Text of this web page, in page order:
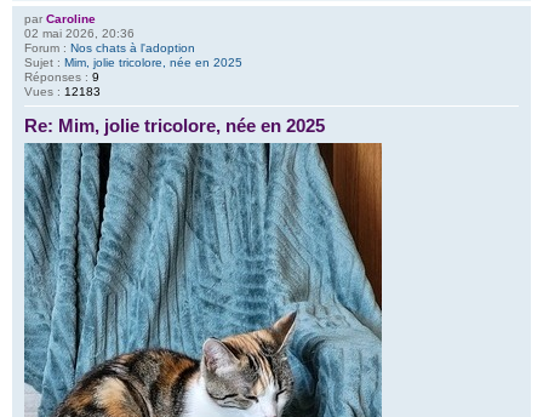
par Caroline
02 mai 2026, 20:36
Forum : Nos chats à l'adoption
Sujet : Mim, jolie tricolore, née en 2025
Réponses : 9
Vues : 12183
Re: Mim, jolie tricolore, née en 2025